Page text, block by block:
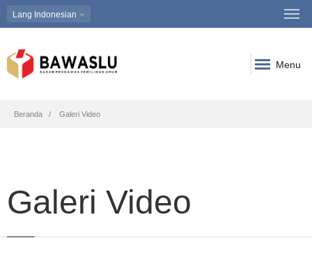
Lang Indonesian
Menu
Breadcrumb
Beranda Galeri Video
Galeri Video